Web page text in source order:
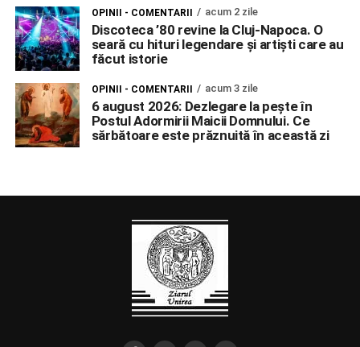
OPINII - COMENTARII acum 2 zile
Discoteca ’80 revine la Cluj-Napoca. O
seară cu hituri legendare și artiști care au
făcut istorie
OPINII - COMENTARII acum 3 zile
6 august 2026: Dezlegare la pește în
Postul Adormirii Maicii Domnului. Ce
sărbătoare este prăznuită în această zi